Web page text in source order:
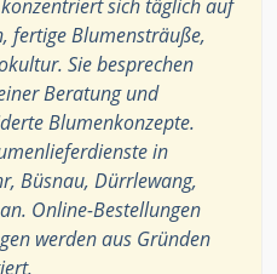
sich täglich auf
fertige Blumensträuße,
Sie besprechen
Beratung und
Blumenkonzepte.
in
Büsnau, Dürrlewang,
Online-Bestellungen
werden aus Gründen